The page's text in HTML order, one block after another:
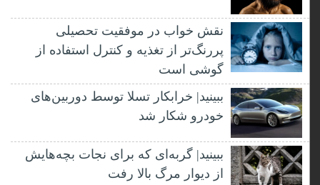
نقش خواب در موفقیت تحصیلی
پررنگ‌تر از تغذیه و کنترل استفاده از
گوشی است
ببینید| خرابکار تسلا توسط دوربین‌های
خودرو شکار شد
ببینید| گربه‌ای که برای نجات بچه‌هایش
از دیوار مرگ بالا رفت